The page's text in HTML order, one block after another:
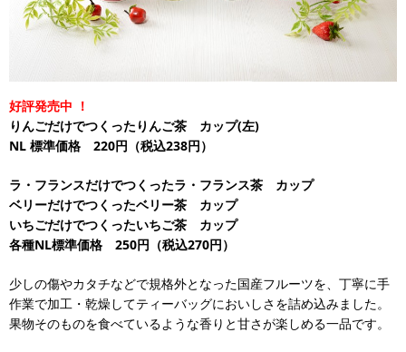
好評発売中 ！
りんごだけでつくったりんご茶 カップ(左)
NL 標準価格 220円（税込238円）
ラ・フランスだけでつくったラ・フランス茶 カップ
ベリーだけでつくったベリー茶 カップ
いちごだけでつくったいちご茶 カップ
各種NL標準価格 250円（税込270円）
少しの傷やカタチなどで規格外となった国産フルーツを、丁寧に手
作業で加工・乾燥してティーバッグにおいしさを詰め込みました。
果物そのものを食べているような香りと甘さが楽しめる一品です。